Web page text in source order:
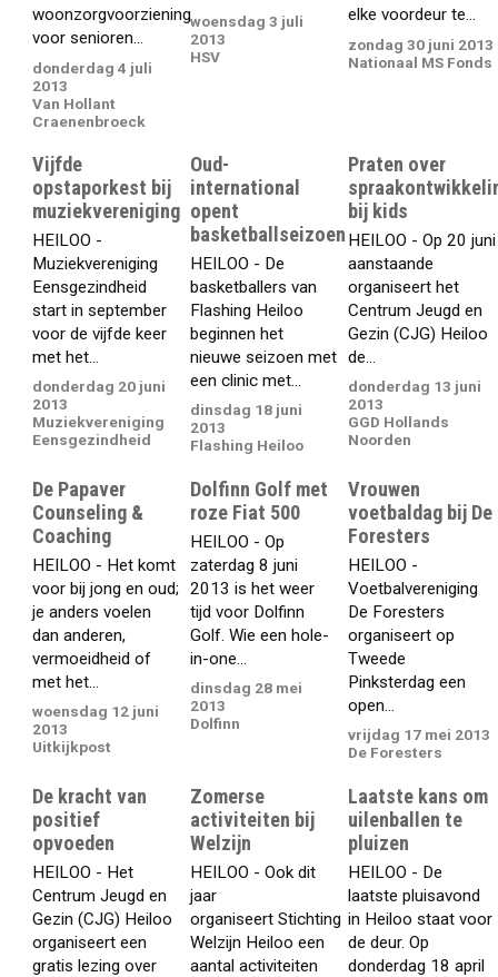
woonzorgvoorziening
voor senioren...
donderdag 4 juli
2013
Van Hollant
Craenenbroeck
woensdag 3 juli
2013
HSV
elke voordeur te...
zondag 30 juni 2013
Nationaal MS Fonds
Vijfde
opstaporkest bij
muziekvereniging
HEILOO -
Muziekvereniging
Eensgezindheid
start in september
voor de vijfde keer
met het...
donderdag 20 juni
2013
Muziekvereniging
Eensgezindheid
Oud-
international
opent
basketballseizoen
HEILOO - De
basketballers van
Flashing Heiloo
beginnen het
nieuwe seizoen met
een clinic met...
dinsdag 18 juni
2013
Flashing Heiloo
Praten over
bij kids
HEILOO - Op 20 juni
aanstaande
organiseert het
Centrum Jeugd en
Gezin (CJG) Heiloo
de...
donderdag 13 juni
2013
GGD Hollands
Noorden
De Papaver
Counseling &
Coaching
HEILOO - Het komt
voor bij jong en oud;
je anders voelen
dan anderen,
vermoeidheid of
met het...
woensdag 12 juni
2013
Uitkijkpost
Dolfinn Golf met
roze Fiat 500
HEILOO - Op
zaterdag 8 juni
2013 is het weer
tijd voor Dolfinn
Golf. Wie een hole-
in-one...
dinsdag 28 mei
2013
Dolfinn
Vrouwen
voetbaldag bij De
Foresters
HEILOO -
Voetbalvereniging
De Foresters
organiseert op
Tweede
Pinksterdag een
open...
vrijdag 17 mei 2013
De Foresters
De kracht van
positief
opvoeden
HEILOO - Het
Centrum Jeugd en
Gezin (CJG) Heiloo
organiseert een
gratis lezing over
Zomerse
activiteiten bij
Welzijn
HEILOO - Ook dit
jaar
organiseert Stichting
Welzijn Heiloo een
aantal activiteiten
Laatste kans om
uilenballen te
pluizen
HEILOO - De
laatste pluisavond
in Heiloo staat voor
de deur. Op
donderdag 18 april